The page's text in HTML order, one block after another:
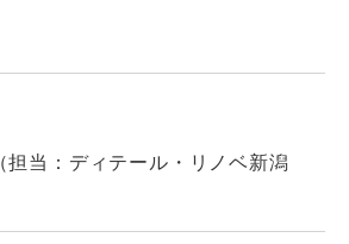
（担当：ディテール・リノベ新潟